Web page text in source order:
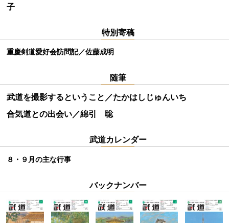
子
特別寄稿
重慶剣道愛好会訪問記／佐藤成明
随筆
武道を撮影するということ／たかはしじゅんいち
合気道との出会い／綿引 聡
武道カレンダー
８・９月の主な行事
バックナンバー